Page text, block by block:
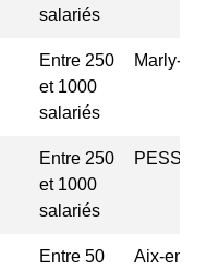
salariés
Entre 250
et 1000
salariés
Marly-le-
Entre 250
et 1000
salariés
PESSAC
Entre 50
Aix-en-